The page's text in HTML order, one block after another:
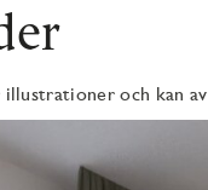
och torktumlare från
och kan